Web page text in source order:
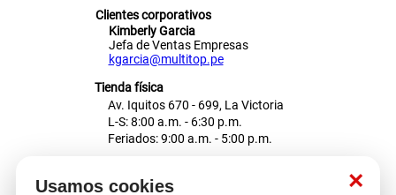
×
Usamos cookies
Clientes corporativos
Kimberly Garcia
Jefa de Ventas Empresas
kgarcia@multitop.pe
Tienda física
Av. Iquitos 670 - 699, La Victoria
L-S: 8:00 a.m. - 6:30 p.m.
Feriados: 9:00 a.m. - 5:00 p.m.